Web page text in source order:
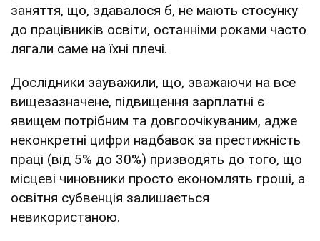
заняття, що, здавалося б, не мають стосунку
до працівників освіти, останніми роками часто
лягали саме на їхні плечі.
Дослідники зауважили, що, зважаючи на все
вищезазначене, підвищення зарплатні є
явищем потрібним та довгоочікуваним, адже
неконкретні цифри надбавок за престижність
праці (від 5% до 30%) призводять до того, що
місцеві чиновники просто економлять гроші, а
освітня субвенція залишається
невикористаною.